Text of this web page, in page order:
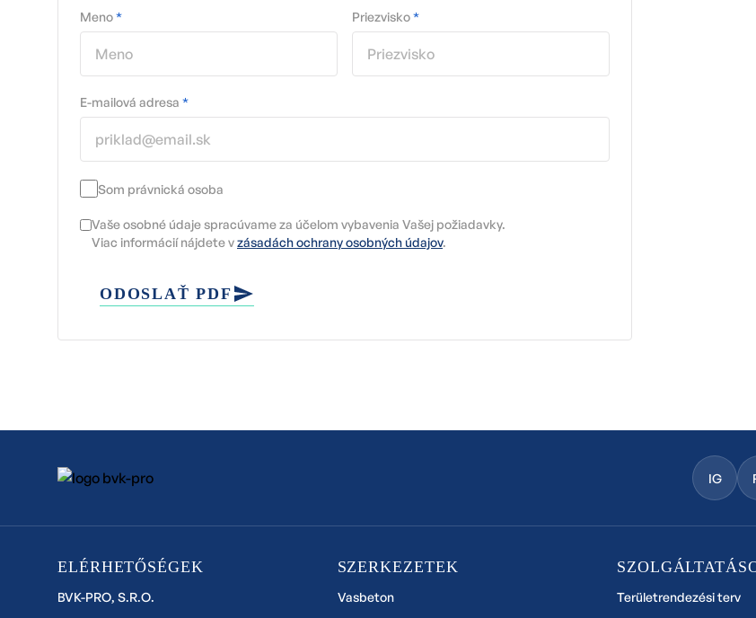
Meno* Priezvisko*
E-mailová adresa *
Som právnická osoba
Vaše osobné údaje spracúvame za účelom vybavenia Vašej požiadavky.
Viac informácií nájdete vzásadách ochrany osobných údajov.
ODOSLAŤ PDF
IG
ELÉRHETŐSÉGEK
BVK-PRO, S.R.O.
SZERKEZETEK
Vasbeton
Területrendezési terv